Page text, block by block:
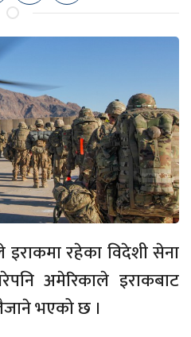
रहेका विदेशी सेना
अमेरिकाले इराकबाट
भएको छ ।